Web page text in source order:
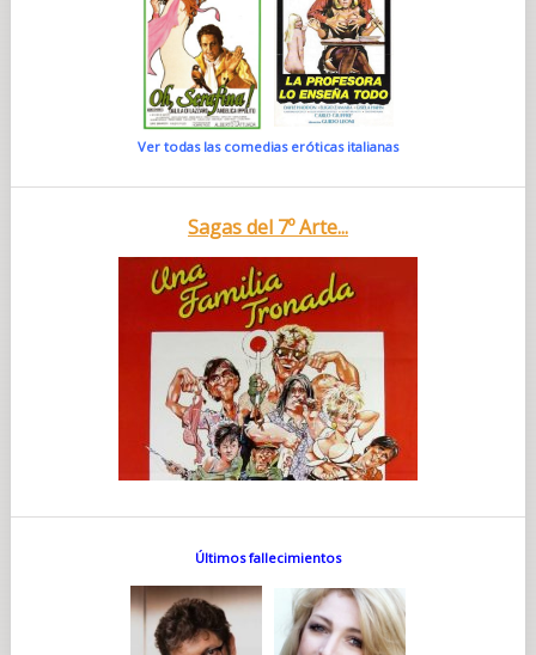
Ver todas las comedias eróticas italianas
Sagas del 7º Arte...
Últimos fallecimientos